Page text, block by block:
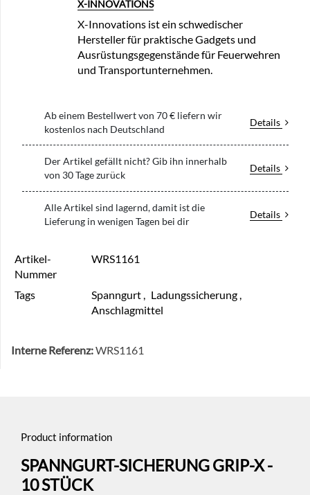
X-INNOVATIONS
X-Innovations ist ein schwedischer
Hersteller für praktische Gadgets und
Ausrüstungsgegenstände für Feuerwehren
und Transportunternehmen.
Ab einem Bestellwert von 70 € liefern wir
kostenlos nach Deutschland
Details
Der Artikel gefällt nicht? Gib ihn innerhalb
von 30 Tage zurück
Details
Alle Artikel sind lagernd, damit ist die
Lieferung in wenigen Tagen bei dir
Details
Artikel-
Nummer
WRS1161
Tags Spanngurt, Ladungssicherung,
Anschlagmittel
Interne Referenz:WRS1161
Product information
SPANNGURT-SICHERUNG GRIP-X -
10 STÜCK